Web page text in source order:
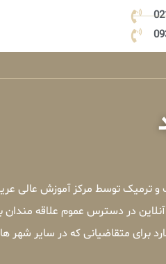
و ترمیک توسط مرکز آموزش عالی
در دسترس عموم علاقه مندان
برای متقاضیانی که در سایر